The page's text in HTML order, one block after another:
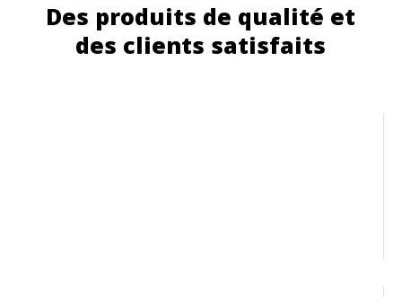
Des produits de qualité et
des clients satisfaits